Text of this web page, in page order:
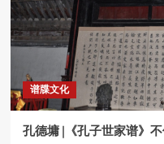
谱牒文化
孔德墉 |《孔子世家谱》